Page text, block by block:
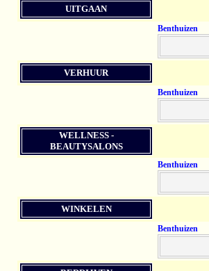
UITGAAN
Benthuizen
VERHUUR
Benthuizen
WELLNESS -
BEAUTYSALONS
Benthuizen
WINKELEN
Benthuizen